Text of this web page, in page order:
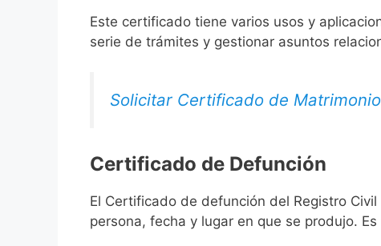
Este certificado tiene varios usos y
serie de trámites y gestionar asuntos
Solicitar Certificado de Matrimonio
Certificado de Defunción
El Certificado de defunción del Registro
persona, fecha y lugar en que se produjo.